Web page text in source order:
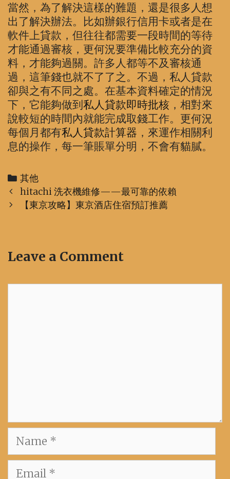
當然，為了解決這樣的難題，還是很多人想
出了解決辦法。比如辦銀行信用卡或者是在
軟件上貸款，但往往都需要一段時間的等待
才能通過審核，更何況要準備比較充分的資
料，才能夠過關。許多人都等不及審核通
過，這筆錢也就不了了之。不過，私人貸款
卻與之有不同之處。在基本資料確定的情況
下，它能夠做到私人貸款即時批核 ，相對來
說較短的時間內就能完成取錢工作。更何況
每個月都有私人貸款計算器 ，來運作相關利
息的操作，每一筆賬單分明，不會有貓膩。
Categories
其他
Post
navigation
hitachi 洗衣機維修——最可靠的依賴
【東京攻略】東京酒店住宿預訂推薦
Leave a Comment
Name
Email